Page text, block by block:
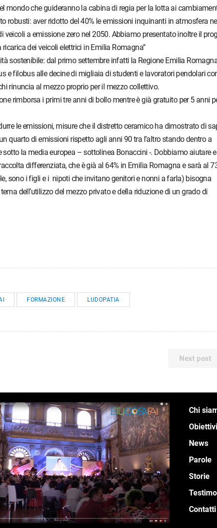
mondo che guideranno la cabina di regia per la lotta ai
robusti: aver ridotto del 40% le emissioni inquinanti in atmosfera
veicoli a emissione zero nel 2050. Abbiamo presentato inoltre il
dei veicoli elettrici in Emilia Romagna”
sostenibile: dal primo settembre infatti la Regione Emilia
e filobus alle decine di migliaia di studenti e lavoratori pendolari
rinuncia al mezzo proprio per il mezzo collettivo.
rimborsa i primi tre anni di bollo mentre è già gratuito per 5 anni
le emissioni, misure che il distretto ceramico ha dimostrato di
quarto di emissioni rispetto agli anni 90 tra l’altro stando dentro a
la media europea – sottolinea Bonaccini -. Dobbiamo aiutare e
differenziata, che è già al 64% in Emilia Romagna e sarà al
sono i figli e i nipoti che invitano genitori e nonni a farla) bisogna
dell’utilizzo del mezzo privato e della riduzione di un grado di
FORMAZIONE LUDOPATIA
Next post
Chi
Obiettivi
News
Parole
Storie
Contatti